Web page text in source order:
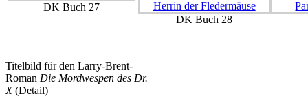
DK Buch 27
DK Buch 28
Titelbild für den Larry-Brent-
Roman Die Mordwespen des Dr.
X(Detail)